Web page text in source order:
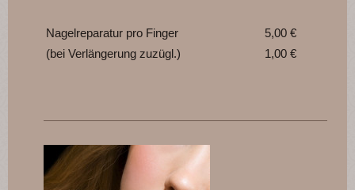
Nagelreparatur pro Finger
5,00 €
(bei Verlängerung zuzügl.)
1,00 €